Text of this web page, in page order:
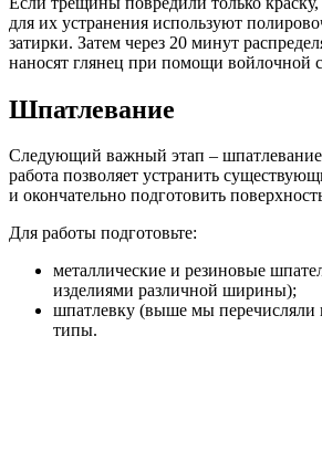
для их устранения используют
затирки. Затем через 20 минут
наносят глянец при помощи войлочной
Шпатлевание
Следующий важный этап –
работа позволяет устранить
и окончательно подготовить
Для работы подготовьте:
металлические и резиновые
изделиями различной ширины);
шпатлевку (выше мы перечисляли
типы.